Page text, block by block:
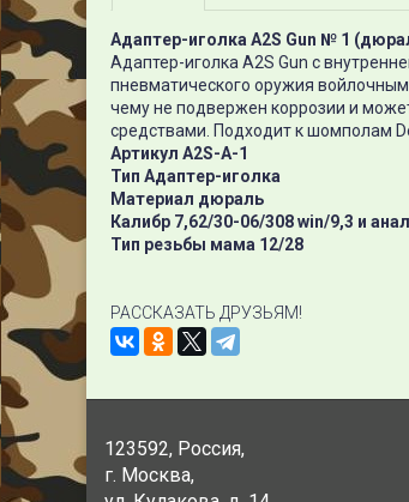
Адаптер-иголка A2S Gun № 1
Адаптер-иголка A2S Gun с
пневматического оружия
чему не подвержен коррозии и
средствами. Подходит к шомполам
Артикул A2S-A-1
Тип Адаптер-иголка
Материал дюраль
Калибр 7,62/30-06/308 win/9,3 и
Тип резьбы мама 12/28
РАССКАЗАТЬ ДРУЗЬЯМ!
123592, Россия,
г. Москва,